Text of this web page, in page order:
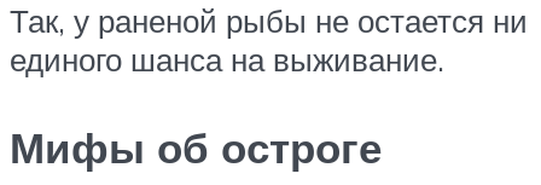
Так, у раненой рыбы не остается ни
единого шанса на выживание.
Мифы об остроге